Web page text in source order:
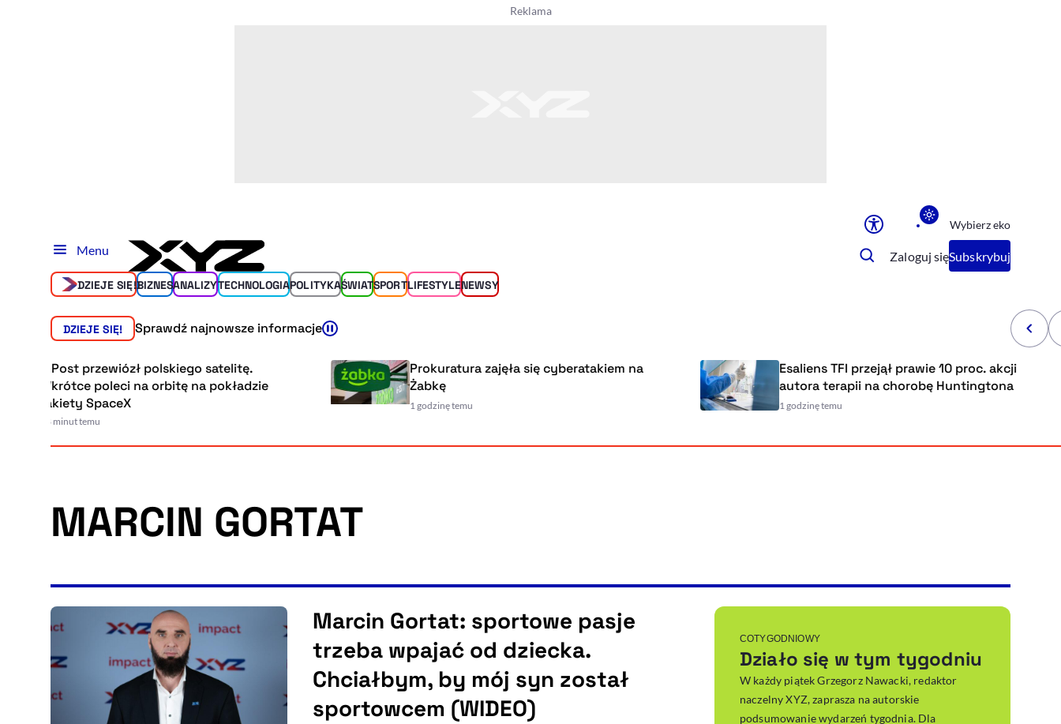
Sprawdź, jak i dlaczego zwiększamy dostępność, otwiera się w nowym
Deklaracja dostępności
, otwiera się w
Wybierz eko
Menu Zaloguj sięSubskrybuj
DZIEJE SIĘ!BIZNESANALIZYTECHNOLOGIAPOLITYKAŚWIATSPORTLIFESTYLENEWSY
DZIEJE SIĘ! Sprawdź najnowsze informacje
InPost przewiózł polskiego satelitę.
Wkrótce poleci na orbitę na pokładzie
rakiety SpaceX
38 minut temu
Prokuratura zajęła się cyberatakiem na
Żabkę
1 godzinę temu
Esaliens TFI przejął prawie 10 proc. akcji
autora terapii na chorobę Huntingtona
1 godzinę temu
MARCIN GORTAT
Marcin Gortat: sportowe pasje
trzeba wpajać od dziecka.
Chciałbym, by mój syn został
sportowcem (WIDEO)